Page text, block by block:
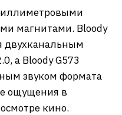
магнитами. Bloody
двухканальным
а Bloody G573
звуком формата
ощущения в
кино.